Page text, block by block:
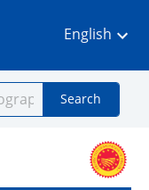
English
Search